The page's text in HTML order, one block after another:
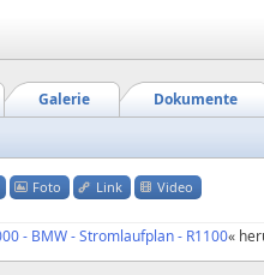
Dokumente
Galerie
Foto Link Video
- BMW - Stromlaufplan - R1100«